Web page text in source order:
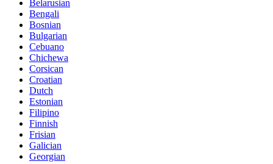
Belarusian
Bengali
Bosnian
Bulgarian
Cebuano
Chichewa
Corsican
Croatian
Dutch
Estonian
Filipino
Finnish
Frisian
Galician
Georgian